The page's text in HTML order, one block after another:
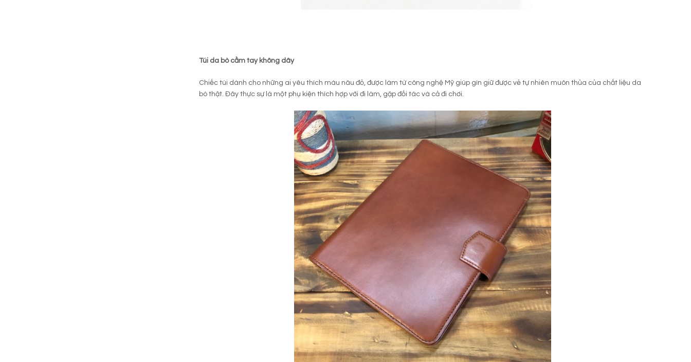
Túi da bò cầm tay không dây
Chiếc túi dành cho những ai yêu thích màu nâu đỏ, được làm từ công nghệ Mỹ giúp gìn giữ được vẻ tự nhiên muôn thủa của chất liệu da
bò thật. Đây thực sự là một phụ kiện thích hợp với đi làm, gặp đối tác và cả đi chơi.